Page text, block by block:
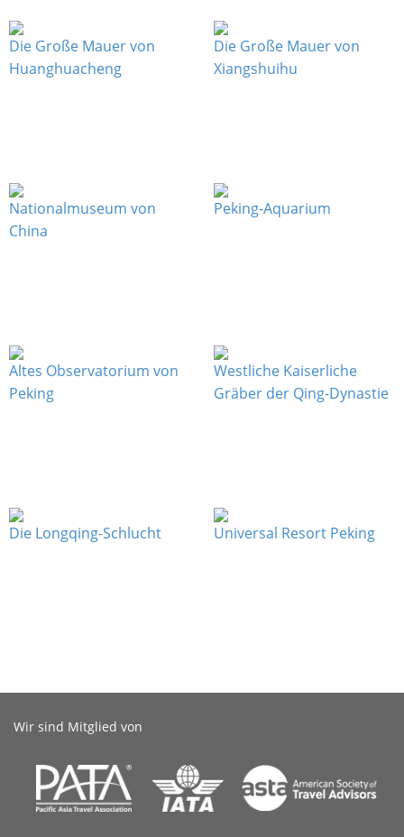
Die Große Mauer von
Huanghuacheng
Die Große Mauer von
Xiangshuihu
Nationalmuseum von
China
Peking-Aquarium
Altes Observatorium von
Peking
Westliche Kaiserliche
Gräber der Qing-Dynastie
Die Longqing-Schlucht Universal Resort Peking
Wir sind Mitglied von